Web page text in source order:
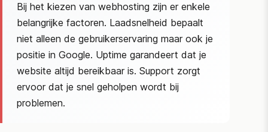
Bij het kiezen van webhosting zijn er enkele
belangrijke factoren. Laadsnelheid bepaalt
niet alleen de gebruikerservaring maar ook je
positie in Google. Uptime garandeert dat je
website altijd bereikbaar is. Support zorgt
ervoor dat je snel geholpen wordt bij
problemen.